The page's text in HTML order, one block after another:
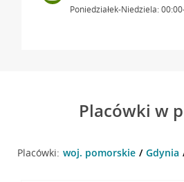
Poniedziałek-Niedziela:
Placówki w
Placówki: woj. pomorskie Gdynia